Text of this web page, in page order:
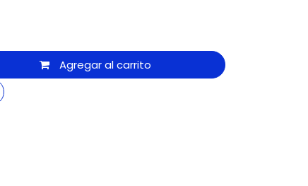
Agregar al carrito